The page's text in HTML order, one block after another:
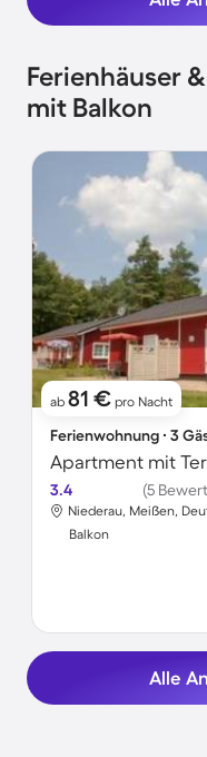
Ferienhäuser
mit Balkon
ab 81 € pro Nacht
Ferienwohnung ∙ 3
Apartment mit
3.4 (5
Niederau, Meißen,
Balkon
Alle